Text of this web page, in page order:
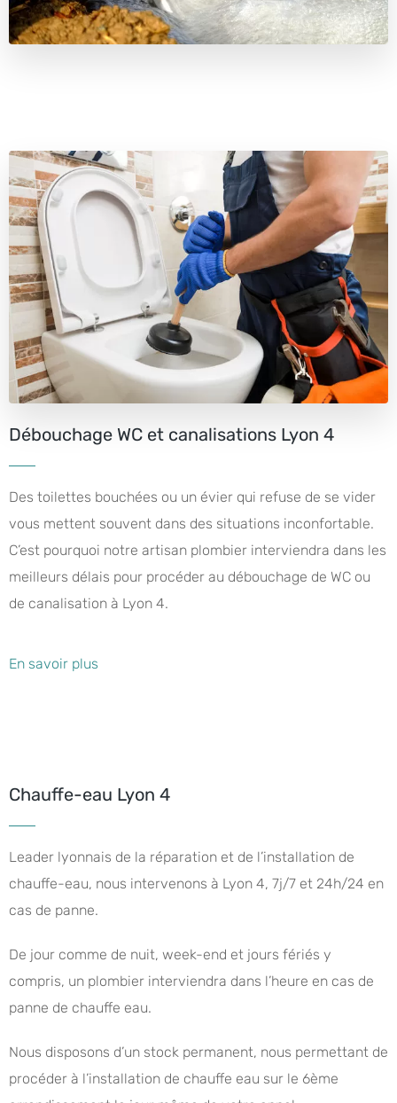
Débouchage WC et canalisations Lyon 4
Des toilettes bouchées ou un évier qui refuse de se vider
vous mettent souvent dans des situations inconfortable.
C’est pourquoi notre artisan plombier interviendra dans les
meilleurs délais pour procéder au débouchage de WC ou
de canalisation à Lyon 4.
En savoir plus
Chauffe-eau Lyon 4
Leader lyonnais de la réparation et de l’installation de
chauffe-eau, nous intervenons à Lyon 4, 7j/7 et 24h/24 en
cas de panne.
De jour comme de nuit, week-end et jours fériés y
compris, un plombier interviendra dans l’heure en cas de
panne de chauffe eau.
Nous disposons d’un stock permanent, nous permettant de
procéder à l’installation de chauffe eau sur le 6ème